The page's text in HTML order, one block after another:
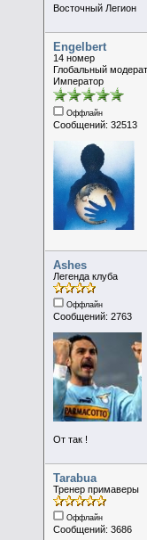
Восточный Легион
Engelbert
14 номер
Глобальный
Император
Оффлайн
Сообщений: 32513
Ashes
Легенда клуба
Оффлайн
Сообщений: 2763
От так !
Tarabua
Тренер примаверы
Оффлайн
Сообщений: 3686